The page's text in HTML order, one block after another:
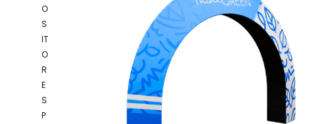
O
S
IT
O
R
E
S
P